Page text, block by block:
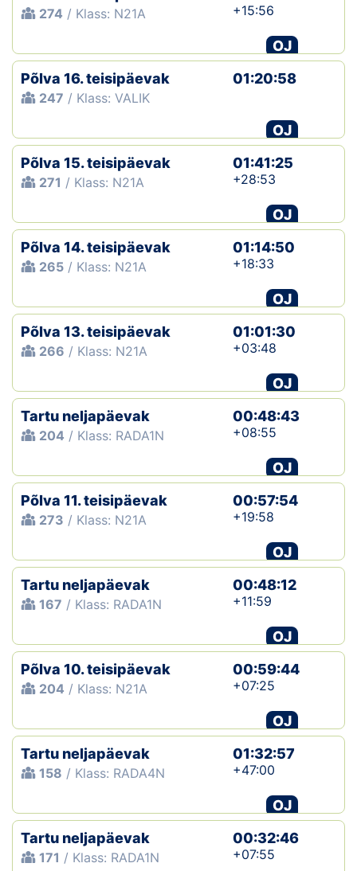
274 / Klass: N21A +15:56
OJ
Põlva 16. teisipäevak
247 / Klass: VALIK
01:20:58
OJ
Põlva 15. teisipäevak
271 / Klass: N21A
01:41:25
+28:53
OJ
Põlva 14. teisipäevak
265 / Klass: N21A
01:14:50
+18:33
OJ
Põlva 13. teisipäevak
266 / Klass: N21A
01:01:30
+03:48
OJ
Tartu neljapäevak
204 / Klass: RADA1N
00:48:43
+08:55
OJ
Põlva 11. teisipäevak
273 / Klass: N21A
00:57:54
+19:58
OJ
Tartu neljapäevak
167 / Klass: RADA1N
00:48:12
+11:59
OJ
Põlva 10. teisipäevak
204 / Klass: N21A
00:59:44
+07:25
OJ
Tartu neljapäevak
158 / Klass: RADA4N
01:32:57
+47:00
OJ
Tartu neljapäevak
171 / Klass: RADA1N
00:32:46
+07:55